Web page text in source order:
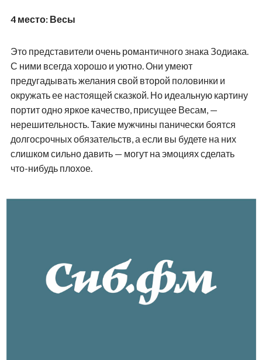
4 место: Весы
Это представители очень романтичного знака Зодиака.
С ними всегда хорошо и уютно. Они умеют
предугадывать желания свой второй половинки и
окружать ее настоящей сказкой. Но идеальную картину
портит одно яркое качество, присущее Весам, —
нерешительность. Такие мужчины панически боятся
долгосрочных обязательств, а если вы будете на них
слишком сильно давить — могут на эмоциях сделать
что-нибудь плохое.